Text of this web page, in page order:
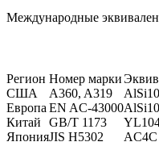
Международные
Регион Номер марки
США
A360, A319
Европа EN AC-43000
Китай
GB/T 1173
ЯпонияJIS H5302 AC4C